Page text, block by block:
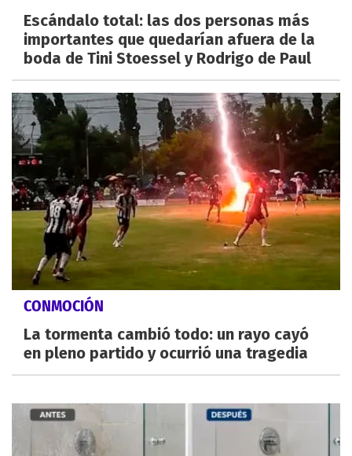
Escándalo total: las dos personas más
importantes que quedarían afuera de la
boda de Tini Stoessel y Rodrigo de Paul
CONMOCIÓN
La tormenta cambió todo: un rayo cayó
en pleno partido y ocurrió una tragedia